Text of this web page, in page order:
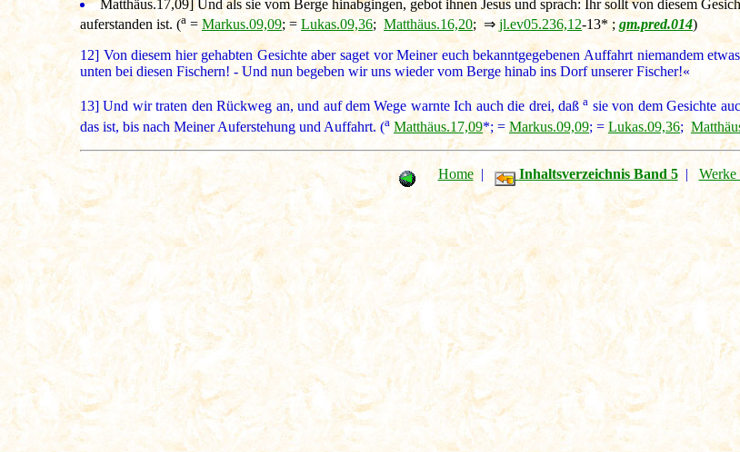
Matthäus.17,09] Und als sie vom Berge hinabgingen, gebot ihnen Jesus und sprach: Ihr sollt von diesem
auferstanden ist. (a = Markus.09,09; = Lukas.09,36; Matthäus.16,20; ⇒ jl.ev05.236,12-13* ; gm.pred.014)
12] Von diesem hier gehabten Gesichte aber saget vor Meiner euch bekanntgegebenen Auffahrt niemandem
unten bei diesen Fischern! - Und nun begeben wir uns wieder vom Berge hinab ins Dorf unserer Fischer!«
13]Und wir traten den Rückweg an, und auf dem Wege warnte Ich auch die drei, daßa sie von dem Gesichte
das ist, bis nach Meiner Auferstehung und Auffahrt. (a Matthäus.17,09*; = Markus.09,09; = Lukas.09,36;
Home| Inhaltsverzeichnis Band 5| Werke